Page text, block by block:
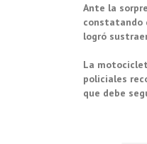
Ante la
constatando
logró
La
policiales
que debe